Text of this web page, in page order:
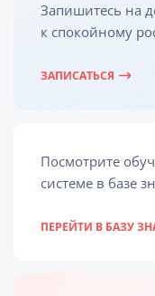
Запишитесь на
к спокойному
ЗАПИСАТЬСЯ
Посмотрите
системе в базе
ПЕРЕЙТИ В БАЗУ